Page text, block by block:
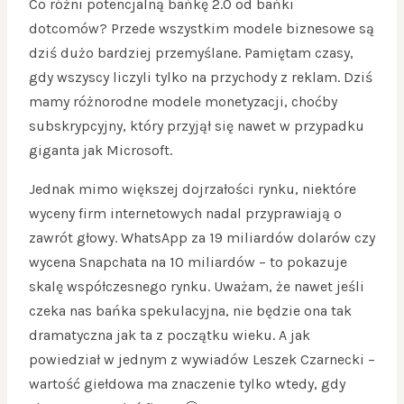
Co różni potencjalną bańkę 2.0 od bańki
dotcomów? Przede wszystkim modele biznesowe są
dziś dużo bardziej przemyślane. Pamiętam czasy,
gdy wszyscy liczyli tylko na przychody z reklam. Dziś
mamy różnorodne modele monetyzacji, choćby
subskrypcyjny, który przyjął się nawet w przypadku
giganta jak Microsoft.
Jednak mimo większej dojrzałości rynku, niektóre
wyceny firm internetowych nadal przyprawiają o
zawrót głowy. WhatsApp za 19 miliardów dolarów czy
wycena Snapchata na 10 miliardów – to pokazuje
skalę współczesnego rynku. Uważam, że nawet jeśli
czeka nas bańka spekulacyjna, nie będzie ona tak
dramatyczna jak ta z początku wieku. A jak
powiedział w jednym z wywiadów Leszek Czarnecki –
wartość giełdowa ma znaczenie tylko wtedy, gdy